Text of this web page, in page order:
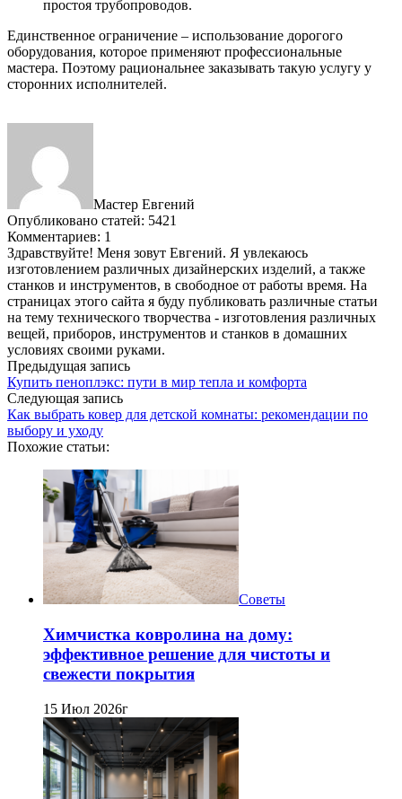
простоя трубопроводов.
Единственное ограничение – использование дорогого
оборудования, которое применяют профессиональные
мастера. Поэтому рациональнее заказывать такую услугу у
сторонних исполнителей.
Мастер Евгений
Опубликовано статей: 5421
Комментариев: 1
Здравствуйте! Меня зовут Евгений. Я увлекаюсь
изготовлением различных дизайнерских изделий, а также
станков и инструментов, в свободное от работы время. На
страницах этого сайта я буду публиковать различные статьи
на тему технического творчества - изготовления различных
вещей, приборов, инструментов и станков в домашних
условиях своими руками.
Предыдущая запись
Купить пеноплэкс: пути в мир тепла и комфорта
Следующая запись
Как выбрать ковер для детской комнаты: рекомендации по
выбору и уходу
Похожие статьи:
Советы
Химчистка ковролина на дому:
эффективное решение для чистоты и
свежести покрытия
15 Июл 2026г